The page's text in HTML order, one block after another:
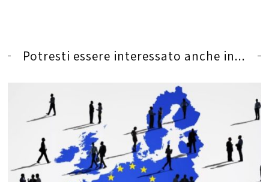
Potresti essere interessato anche in...